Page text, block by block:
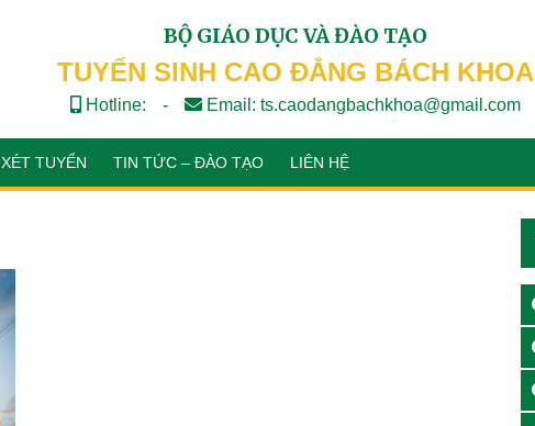
BỘ GIÁO DỤC VÀ ĐÀO TẠO
TUYỂN SINH CAO ĐẲNG BÁCH KHOA
Hotline: - Email: ts.caodangbachkhoa@gmail.com
XÉT TUYỂN TIN TỨC – ĐÀO TẠO LIÊN HỆ